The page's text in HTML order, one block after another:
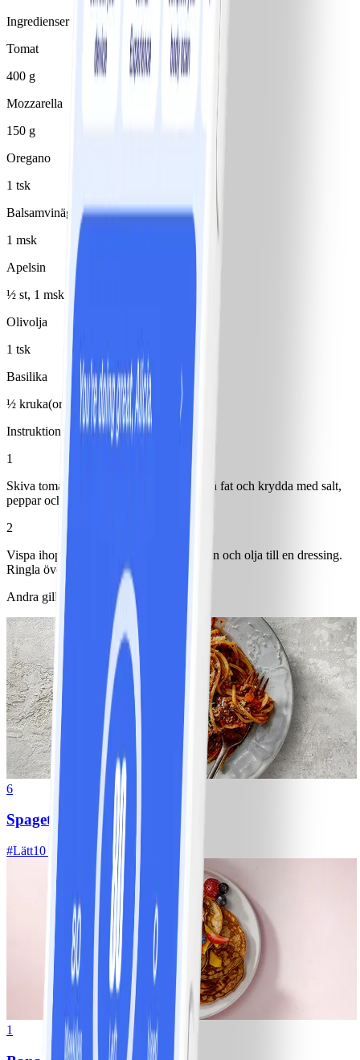
Ingredienser
Tomat
400 g
Mozzarella
150 g
Oregano
1 tsk
Balsamvinäger
1 msk
Apelsin
½ st, 1 msk pressad saft
Olivolja
1 tsk
Basilika
½ kruka(or)
Instruktioner
1
Skiva tomat och mozzarella. Lägg upp på fat och krydda med salt,
peppar och oregano.
2
Vispa ihop balsamvinäger, pressad apelsin och olja till en dressing.
Ringla över och toppa med basilikablad.
Andra gillade också
6
Spagetti med köttfärssås
#Lätt10 MIN
1